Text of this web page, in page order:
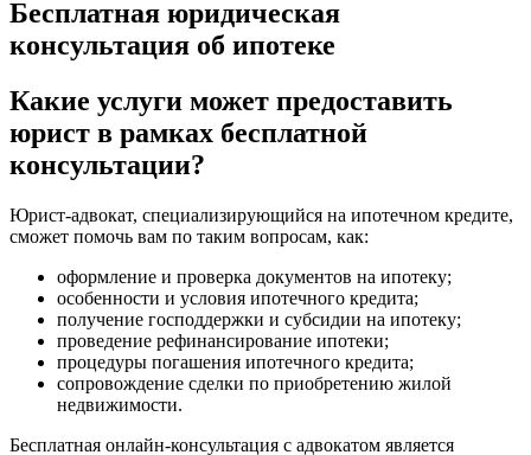
Бесплатная юридическая
консультация об ипотеке
Какие услуги может предоставить
юрист в рамках бесплатной
консультации?
Юрист-адвокат, специализирующийся на ипотечном кредите,
сможет помочь вам по таким вопросам, как:
оформление и проверка документов на ипотеку;
особенности и условия ипотечного кредита;
получение господдержки и субсидии на ипотеку;
проведение рефинансирование ипотеки;
процедуры погашения ипотечного кредита;
сопровождение сделки по приобретению жилой
недвижимости.
Бесплатная онлайн-консультация с адвокатом является